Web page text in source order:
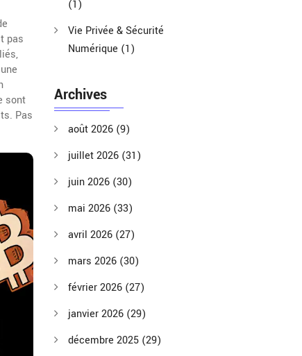
pas
sont
Pas
(1)
Vie Privée & Sécurité
Numérique (1)
Archives
août 2026 (9)
juillet 2026 (31)
juin 2026 (30)
mai 2026 (33)
avril 2026 (27)
mars 2026 (30)
février 2026 (27)
janvier 2026 (29)
décembre 2025 (29)